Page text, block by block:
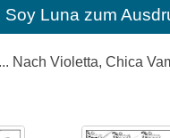
Luna zum
Nach Violetta, Chica